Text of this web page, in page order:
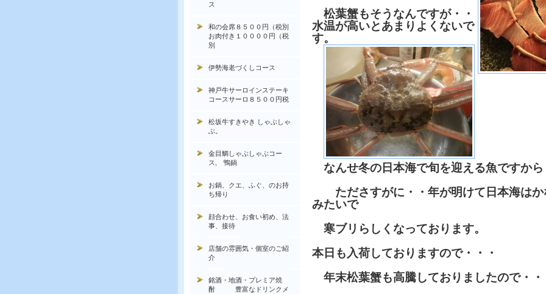
松葉蟹もそうなんですが・・
水温が高いとあまりよくないで
す。
なんせ冬の日本海で旬を迎える魚ですから
たださすがに・・年が明けて日本海はか
みたいで
寒ブリらしくなっております。
本日も入荷しておりますので・・・
年末松葉蟹も高騰しておりましたので・・
ス
和の会席８５００円（税別
お肉付き１００００円（税
別
伊勢海老づくしコース
神戸牛サーロインステーキ
コースサーロ８５００円税
松坂牛すきやき しゃぶしゃ
ぶ。
金目鯛しゃぶしゃぶコー
ス, 鴨鍋
お鍋、クエ、ふぐ、のお持
ち帰り
顔合わせ、お食い初め、法
事、接待
店舗の雰囲気・個室のご紹
介
銘酒・地酒・プレミア焼
酎 豊富なドリンクメ